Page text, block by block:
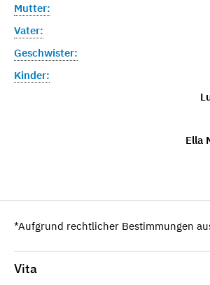
Mutter:
Vater:
Geschwister:
Kinder:
Ella
*Aufgrund rechtlicher Bestimmungen
Vita